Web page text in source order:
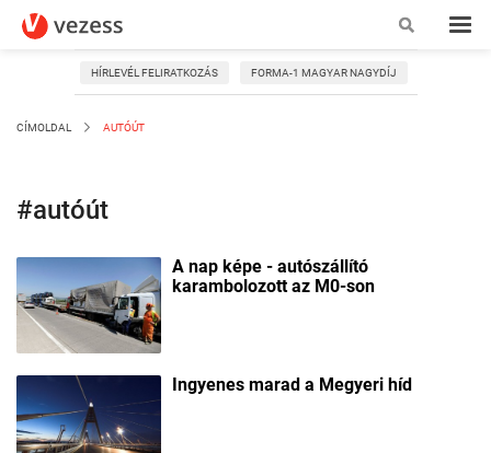
HÍRLEVÉL FELIRATKOZÁS FORMA-1 MAGYAR NAGYDÍJ
CÍMOLDAL AUTÓÚT
#autóút
A nap képe - autószállító
karambolozott az M0-son
Ingyenes marad a Megyeri híd